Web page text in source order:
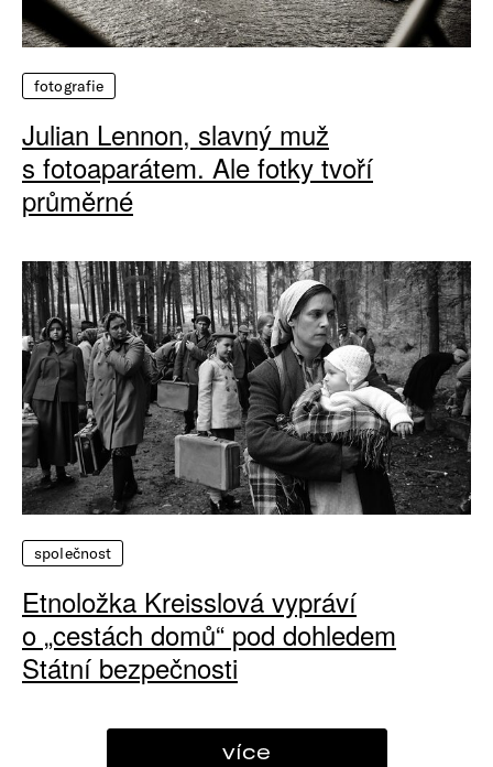
fotografie
Julian Lennon, slavný muž
s fotoaparátem. Ale fotky tvoří
průměrné
společnost
Etnoložka Kreisslová vypráví
o „cestách domů“ pod dohledem
Státní bezpečnosti
více